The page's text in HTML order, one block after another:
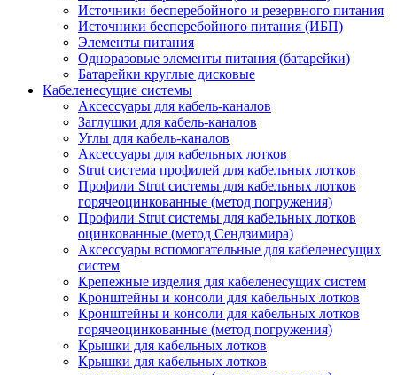
Источники бесперебойного и резервного питания
Источники бесперебойного питания (ИБП)
Элементы питания
Одноразовые элементы питания (батарейки)
Батарейки круглые дисковые
Кабеленесущие системы
Аксессуары для кабель-каналов
Заглушки для кабель-каналов
Углы для кабель-каналов
Аксессуары для кабельных лотков
Strut система профилей для кабельных лотков
Профили Strut системы для кабельных лотков
горячеоцинкованные (метод погружения)
Профили Strut системы для кабельных лотков
оцинкованные (метод Сендзимира)
Аксессуары вспомогательные для кабеленесущих
систем
Крепежные изделия для кабеленесущих систем
Кронштейны и консоли для кабельных лотков
Кронштейны и консоли для кабельных лотков
горячеоцинкованные (метод погружения)
Крышки для кабельных лотков
Крышки для кабельных лотков